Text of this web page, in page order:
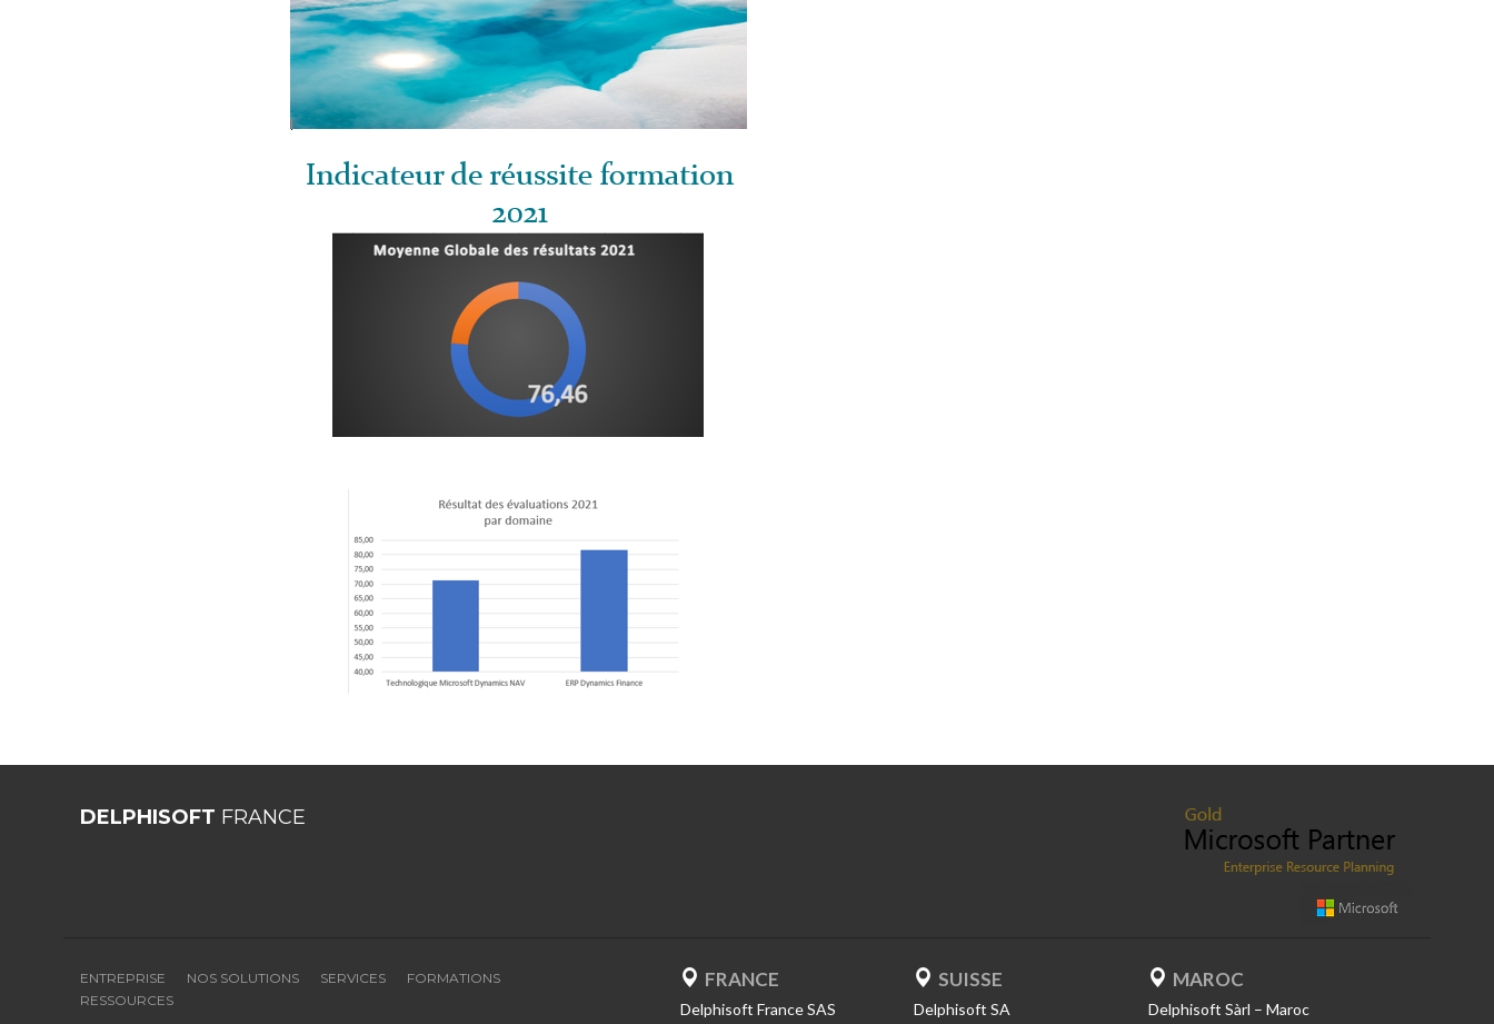
DELPHISOFT FRANCE
ENTREPRISE NOS SOLUTIONS SERVICES
FORMATIONS
RESSOURCES
FRANCE
Delphisoft France SAS
SUISSE
Delphisoft SA
MAROC
Delphisoft Sàrl – Maroc